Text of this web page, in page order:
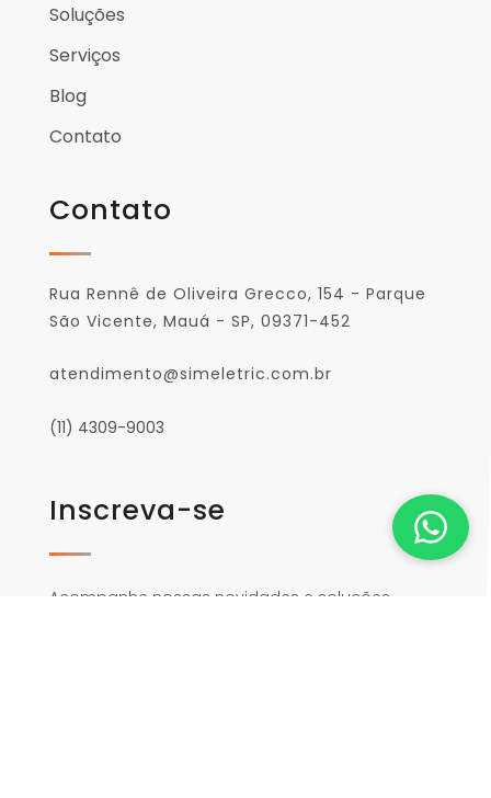
Soluções
Serviços
Blog
Contato
Contato
Rua Rennê de Oliveira Grecco, 154 - Parque
São Vicente, Mauá - SP, 09371-452
atendimento@simeletric.com.br
(11) 4309-9003
Inscreva-se
Acompanhe nossas novidades e soluções